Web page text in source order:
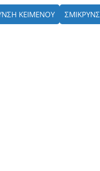
ΚΕΙΜΕΝΟΥ